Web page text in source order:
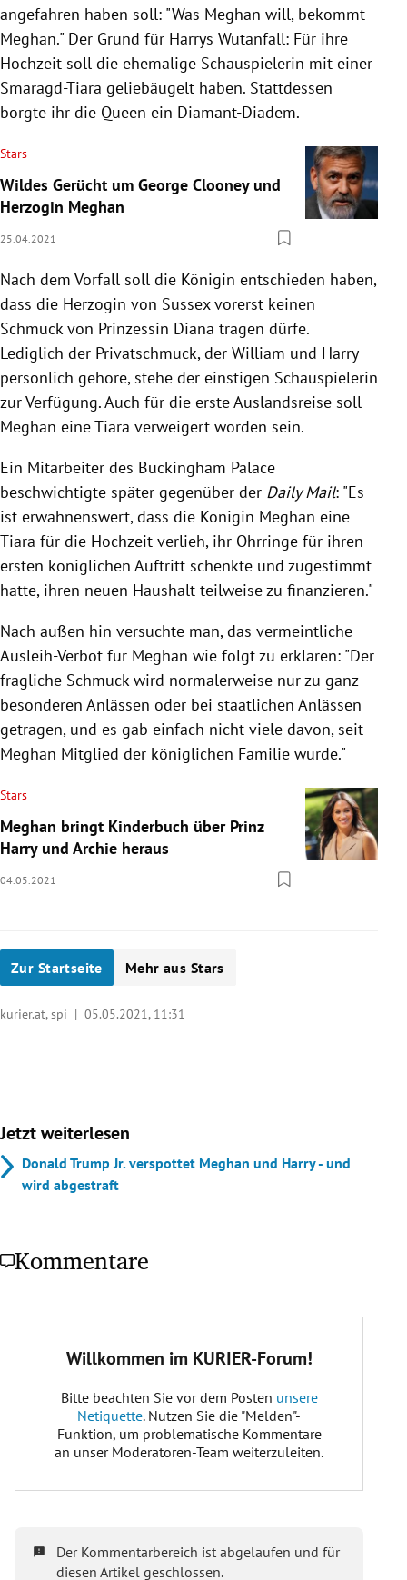
angefahren haben soll: "Was Meghan will, bekommt
Meghan." Der Grund für Harrys Wutanfall: Für ihre
Hochzeit soll die ehemalige Schauspielerin mit einer
Smaragd-Tiara geliebäugelt haben. Stattdessen
borgte ihr die Queen ein Diamant-Diadem.
Stars
Wildes Gerücht um George Clooney und
Herzogin Meghan
25.04.2021
Nach dem Vorfall soll die Königin entschieden haben,
dass die Herzogin von Sussex vorerst keinen
Schmuck von Prinzessin Diana tragen dürfe.
Lediglich der Privatschmuck, der William und Harry
persönlich gehöre, stehe der einstigen Schauspielerin
zur Verfügung. Auch für die erste Auslandsreise soll
Meghan eine Tiara verweigert worden sein.
Ein Mitarbeiter des Buckingham Palace
beschwichtigte später gegenüber der Daily Mail: "Es
ist erwähnenswert, dass die Königin Meghan eine
Tiara für die Hochzeit verlieh, ihr Ohrringe für ihren
ersten königlichen Auftritt schenkte und zugestimmt
hatte, ihren neuen Haushalt teilweise zu finanzieren."
Nach außen hin versuchte man, das vermeintliche
Ausleih-Verbot für Meghan wie folgt zu erklären: "Der
fragliche Schmuck wird normalerweise nur zu ganz
besonderen Anlässen oder bei staatlichen Anlässen
getragen, und es gab einfach nicht viele davon, seit
Meghan Mitglied der königlichen Familie wurde."
Stars
Meghan bringt Kinderbuch über Prinz
Harry und Archie heraus
04.05.2021
Zur Startseite Mehr aus Stars
kurier.at, spi | 05.05.2021, 11:31
Jetzt weiterlesen
Donald Trump Jr. verspottet Meghan und Harry - und
wird abgestraft
Kommentare